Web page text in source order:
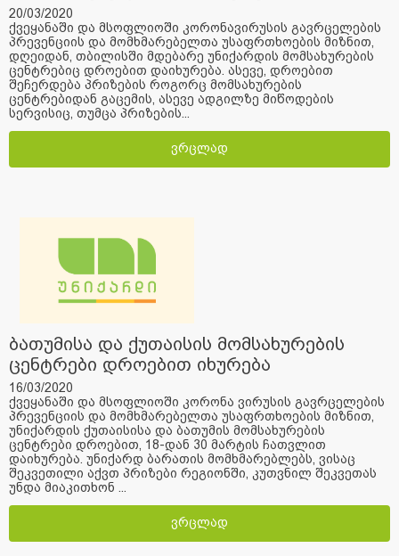
20/03/2020
ქვეყანაში და მსოფლიოში კორონავირუსის გავრცელების
პრევენციის და მომხმარებელთა უსაფრთხოების მიზნით,
დღეიდან, თბილისში მდებარე უნიქარდის მომსახურების
ცენტრებიც დროებით დაიხურება. ასევე, დროებით
შეჩერდება პრიზების როგორც მომსახურების
ცენტრებიდან გაცემის, ასევე ადგილზე მიწოდების
სერვისიც, თუმცა პრიზების...
ვრცლად
ბათუმისა და ქუთაისის მომსახურების
ცენტრები დროებით იხურება
16/03/2020
ქვეყანაში და მსოფლიოში კორონა ვირუსის გავრცელების
პრევენციის და მომხმარებელთა უსაფრთხოების მიზნით,
უნიქარდის ქუთაისისა და ბათუმის მომსახურების
ცენტრები დროებით, 18-დან 30 მარტის ჩათვლით
დაიხურება. უნიქარდ ბარათის მომხმარებლებს, ვისაც
შეკვეთილი აქვთ პრიზები რეგიონში, კუთვნილ შეკვეთას
უნდა მიაკითხონ ...
ვრცლად